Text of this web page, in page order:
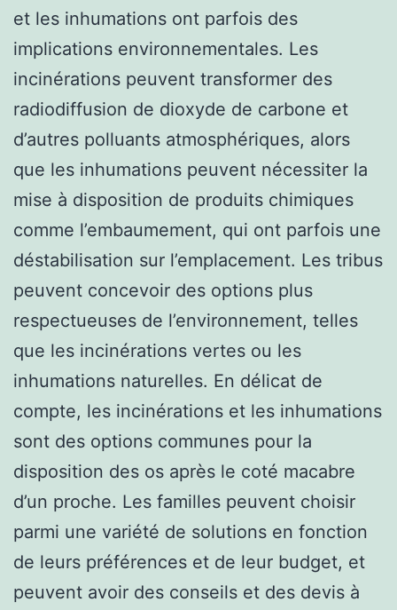
et les inhumations ont parfois des
implications environnementales. Les
incinérations peuvent transformer des
radiodiffusion de dioxyde de carbone et
d’autres polluants atmosphériques, alors
que les inhumations peuvent nécessiter la
mise à disposition de produits chimiques
comme l’embaumement, qui ont parfois une
déstabilisation sur l’emplacement. Les tribus
peuvent concevoir des options plus
respectueuses de l’environnement, telles
que les incinérations vertes ou les
inhumations naturelles. En délicat de
compte, les incinérations et les inhumations
sont des options communes pour la
disposition des os après le coté macabre
d’un proche. Les familles peuvent choisir
parmi une variété de solutions en fonction
de leurs préférences et de leur budget, et
peuvent avoir des conseils et des devis à